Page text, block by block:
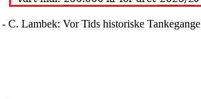
- C. Lambek: Vor Tids historiske Tankegange